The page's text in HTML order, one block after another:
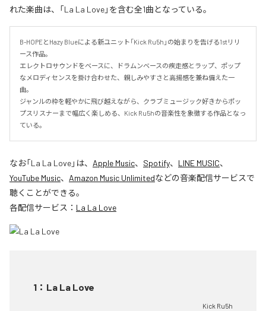
れた楽曲は、「La La Love」を含む全1曲となっている。
B-HOPEとHazy Blueによる新ユニット「Kick Ru5h」の始まりを告げる1stリリ
ース作品。
エレクトロサウンドをベースに、ドラムンベースの疾走感とラップ、ポップ
なメロディセンスを掛け合わせた、親しみやすさと高揚感を兼ね備えた一
曲。
ジャンルの枠を軽やかに飛び越えながら、クラブミュージック好きからポッ
プスリスナーまで幅広く楽しめる、Kick Ru5hの音楽性を象徴する作品となっ
ている。
なお「La La Love」は、 Apple Music、 Spotify、 LINE MUSIC、
YouTube Music、 Amazon Music Unlimitedなどの音楽配信サービスで
聴くことができる。
各配信サービス： La La Love
1 ： La La Love
Kick Ru5h